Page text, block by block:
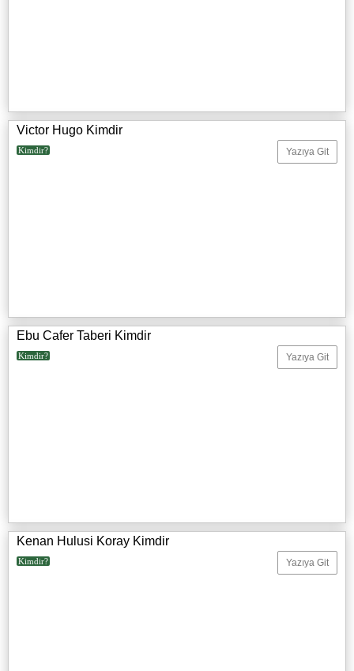
Victor Hugo Kimdir
Kimdir? Yazıya Git
Ebu Cafer Taberi Kimdir
Kimdir? Yazıya Git
Kenan Hulusi Koray Kimdir
Kimdir? Yazıya Git